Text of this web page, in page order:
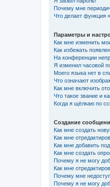
Почему мне
Что делает функция
Параметры и
Как мне изменить
Как избежать
На конференции
Я изменил часовой
Моего языка нет в
Что означают
Как мне включить
Что такое звание и
Когда я щёлкаю по
Создание
Как мне создать
Как мне
Как мне добавить
Как мне создать
Почему я не могу
Как мне
Почему мне
Почему я не могу